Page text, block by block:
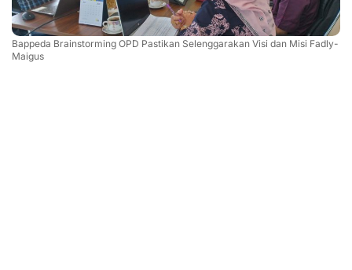
Bappeda Brainstorming OPD Pastikan Selenggarakan Visi dan Misi Fadly-
Maigus